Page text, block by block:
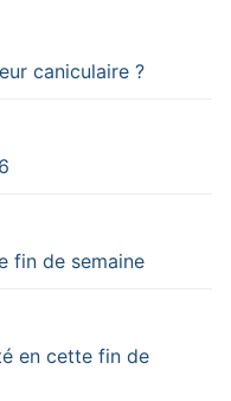
caniculaire ?
fin de semaine
en cette fin de